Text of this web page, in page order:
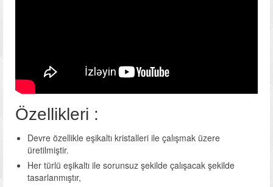
Özellikleri :
Devre özellikle eşikaltı kristalleri ile çalışmak üzere
üretilmiştir.
Her türlü eşikaltı ile sorunsuz şekilde çalışacak şekilde
tasarlanmıştır,